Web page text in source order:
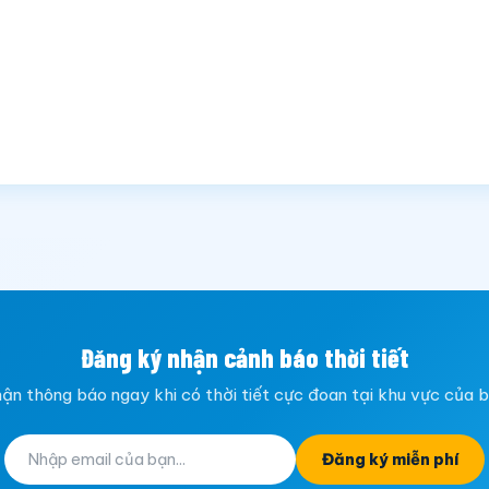
Đăng ký nhận cảnh báo thời tiết
thông báo ngay khi có thời tiết cực đoan tại khu vực của
Đăng ký miễn phí